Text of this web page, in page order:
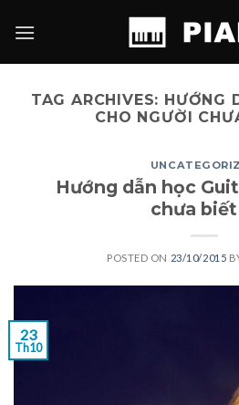
TAG ARCHIVES: HƯỚNG
CHO NGƯỜI
Hướng dẫn học
chưa
POSTED ON 23/10/2015
23
Th10